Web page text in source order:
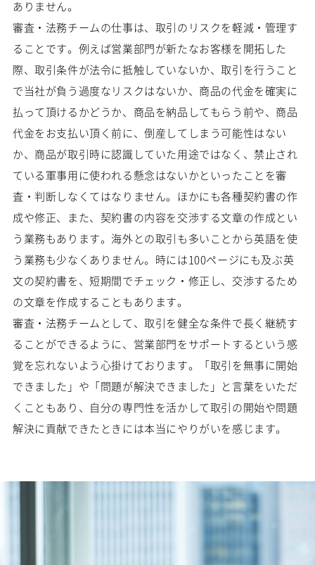
ありません。
審査・法務チームの仕事は、取引のリスクを軽減・管理す
ることです。例えば営業部門が新たなお客様を開拓した
際、取引条件が法令に抵触していないか、取引を行うこと
で当社が負う過度なリスクはないか、商品の代金を確実に
払って頂けるかどうか、商品を納品してもらう前や、商品
代金をお支払い頂く前に、倒産してしまう可能性はない
か、商品が取引時に認識していた用途ではなく、禁止され
ている軍事用に使われる懸念はないかといったことを審
査・判断しなくてはなりません。ほかにも各種契約書の作
成や修正、また、契約書の内容を交渉する文章の作成とい
う業務もあります。海外との取引も多いことから英語を使
う業務も少なくありません。時には100ページにも及ぶ英
文の契約書を、短期間でチェック・修正し、交渉するため
の文章を作成することもあります。
審査・法務チームとして、取引を健全な条件で長く継続す
ることができるように、営業部門をサポートするという感
覚を忘れないよう心掛けております。「取引を無事に開始
できました」や「問題が解決できました」と言葉をいただ
くこともあり、自分の専門性を活かして取引の開始や問題
解決に貢献できたときには本当にやりがいを感じます。